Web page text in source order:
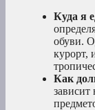
Куда я
обуви.
курорт,
Как
зависит